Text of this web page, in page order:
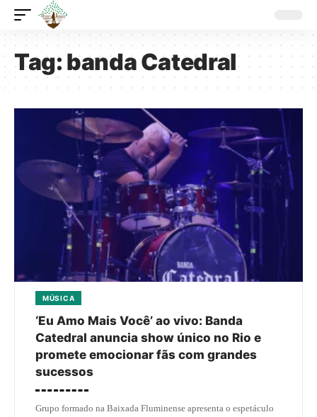
Tag:banda Catedral
MÚSICA
‘Eu Amo Mais Você’ ao vivo: Banda
Catedral anuncia show único no Rio e
promete emocionar fãs com grandes
sucessos
Grupo formado na Baixada Fluminense apresenta o espetáculo